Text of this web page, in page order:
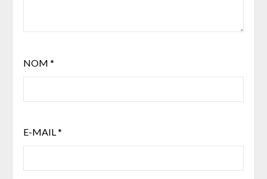
NOM *
E-MAIL*